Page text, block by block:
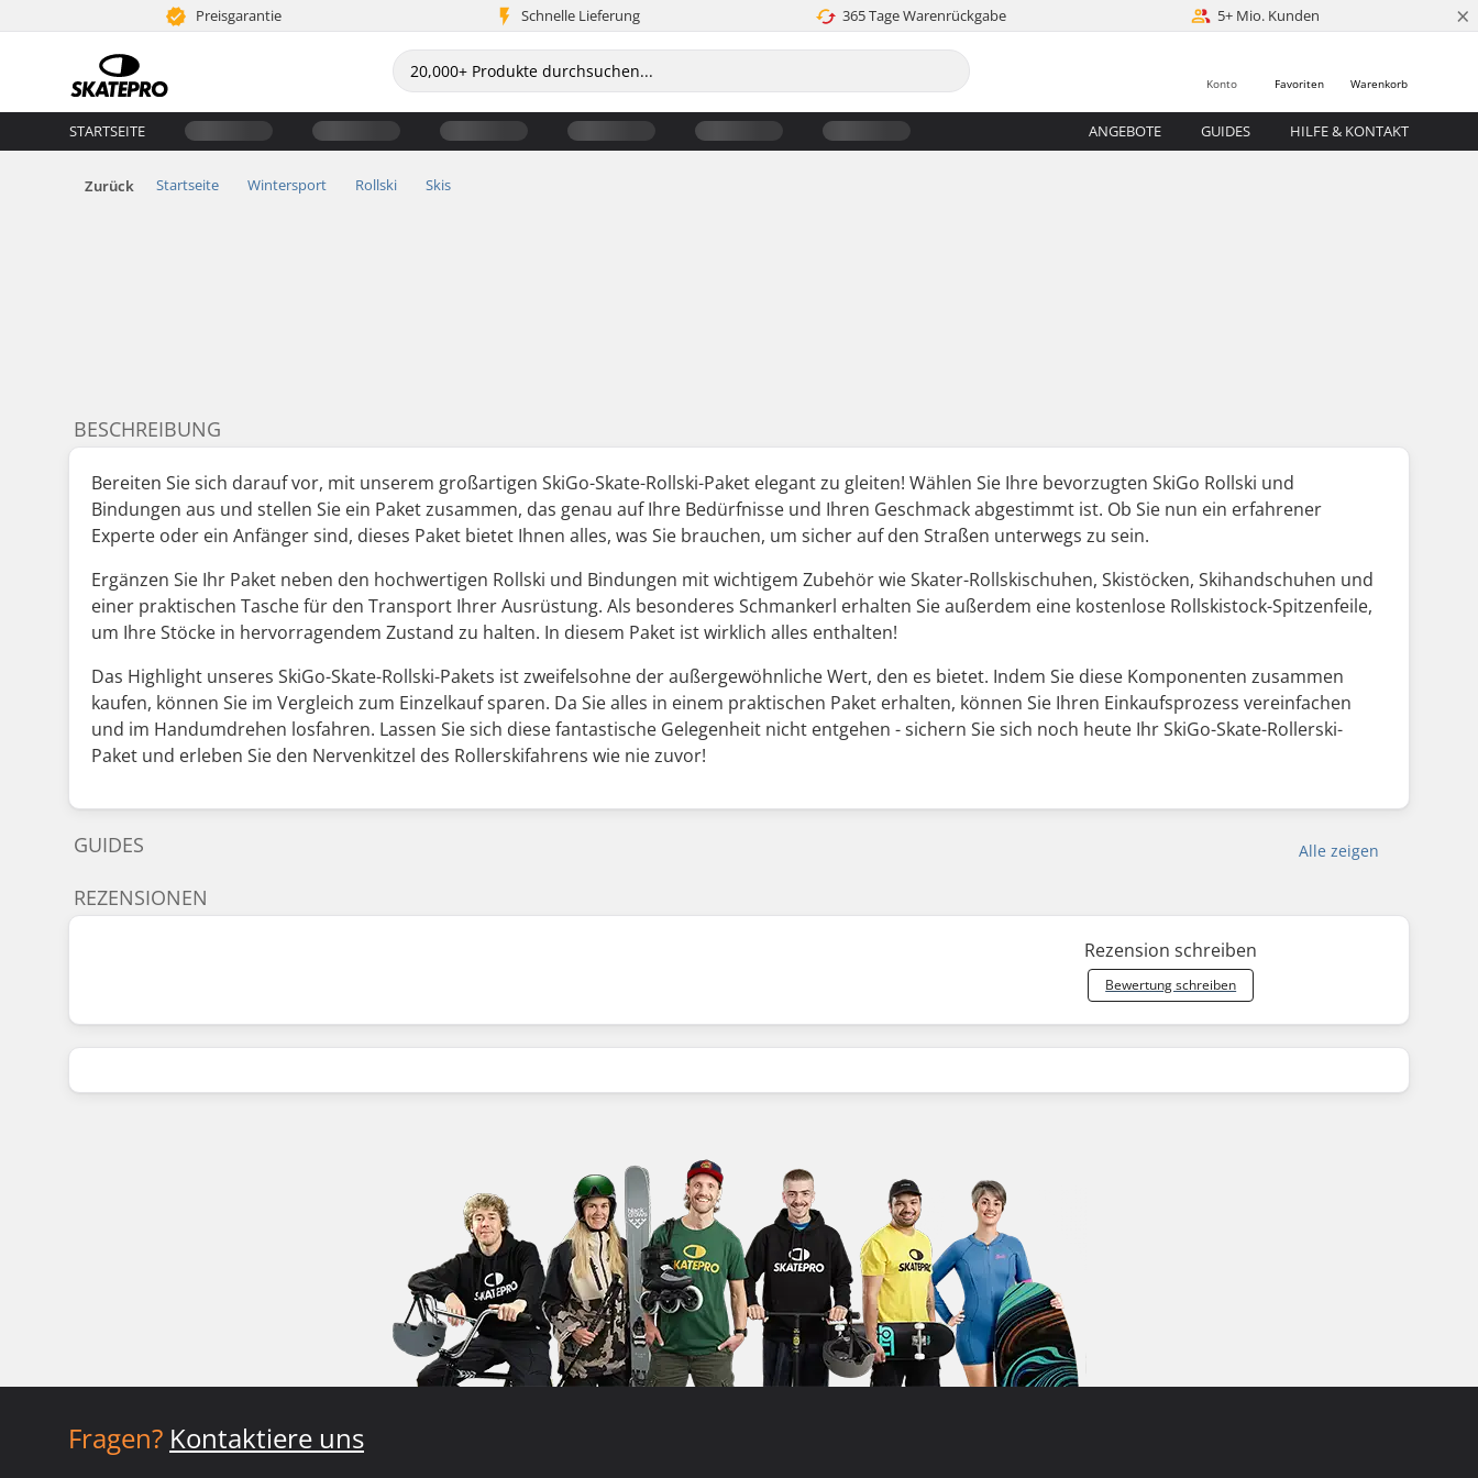
Preisgarantie Schnelle Lieferung 365 Tage Warenrückgabe 5+ Mio. Kunden ×
Warenkorb
Favoriten
Konto
STARTSEITE ANGEBOTE GUIDES HILFE & KONTAKT
Zurück Startseite Wintersport Rollski Skis
BESCHREIBUNG
Bereiten Sie sich darauf vor, mit unserem großartigen SkiGo-Skate-Rollski-Paket elegant zu gleiten! Wählen Sie Ihre bevorzugten SkiGo Rollski und
Bindungen aus und stellen Sie ein Paket zusammen, das genau auf Ihre Bedürfnisse und Ihren Geschmack abgestimmt ist. Ob Sie nun ein erfahrener
Experte oder ein Anfänger sind, dieses Paket bietet Ihnen alles, was Sie brauchen, um sicher auf den Straßen unterwegs zu sein.
Ergänzen Sie Ihr Paket neben den hochwertigen Rollski und Bindungen mit wichtigem Zubehör wie Skater-Rollskischuhen, Skistöcken, Skihandschuhen und
einer praktischen Tasche für den Transport Ihrer Ausrüstung. Als besonderes Schmankerl erhalten Sie außerdem eine kostenlose Rollskistock-Spitzenfeile,
um Ihre Stöcke in hervorragendem Zustand zu halten. In diesem Paket ist wirklich alles enthalten!
Das Highlight unseres SkiGo-Skate-Rollski-Pakets ist zweifelsohne der außergewöhnliche Wert, den es bietet. Indem Sie diese Komponenten zusammen
kaufen, können Sie im Vergleich zum Einzelkauf sparen. Da Sie alles in einem praktischen Paket erhalten, können Sie Ihren Einkaufsprozess vereinfachen
und im Handumdrehen losfahren. Lassen Sie sich diese fantastische Gelegenheit nicht entgehen - sichern Sie sich noch heute Ihr SkiGo-Skate-Rollerski-
Paket und erleben Sie den Nervenkitzel des Rollerskifahrens wie nie zuvor!
Alle zeigen
GUIDES
REZENSIONEN
Rezension schreiben
Bewertung schreiben
Fragen? Kontaktiere uns